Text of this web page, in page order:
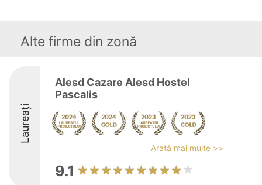
Alte firme din zonă
Laureați
Alesd Cazare Alesd Hostel
Pascalis
Arată mai multe >>
9.1